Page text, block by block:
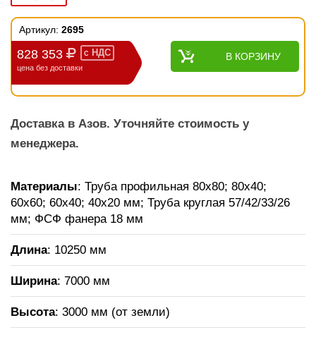
Артикул: 2695
828 353 с НДС
цена без доставки
В КОРЗИНУ
Доставка в Азов. Уточняйте стоимость у
менеджера.
Материалы: Труба профильная 80х80; 80х40;
60х60; 60х40; 40х20 мм; Труба круглая 57/42/33/26
мм; ФСФ фанера 18 мм
Длина: 10250 мм
Ширина: 7000 мм
Высота: 3000 мм (от земли)